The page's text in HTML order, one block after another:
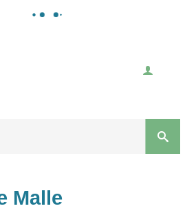
Malle